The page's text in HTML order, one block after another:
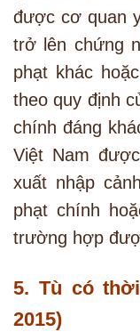
được cơ quan
trở lên chứng
phạt khác
theo quy định
chính đáng
Việt Nam
xuất nhập
phạt chính
trường hợp
5. Tù có
2015)